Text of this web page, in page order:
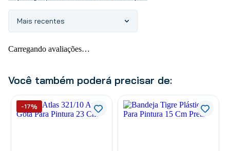
Mais recentes
Carregando avaliações…
Você também poderá precisar de:
-17%